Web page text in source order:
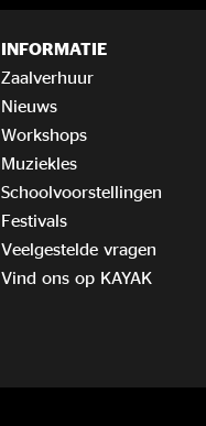
INFORMATIE
Zaalverhuur
Nieuws
Workshops
Muziekles
Schoolvoorstellingen
Festivals
Veelgestelde vragen
Vind ons op KAYAK